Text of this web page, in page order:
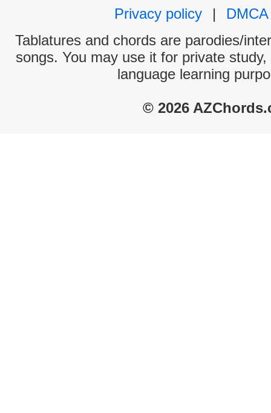
Privacy policy
|
DMCA
Tablatures and chords are parodies/
songs. You may use it for private
language learning
© 2026